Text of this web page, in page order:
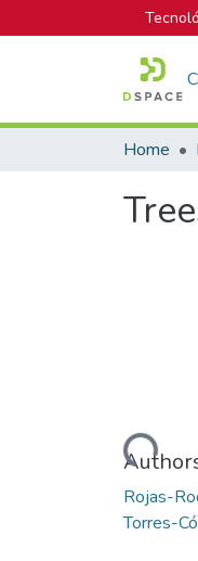
Home
Loading...
Rojas-
Torres-